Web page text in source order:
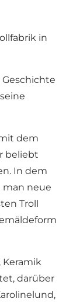
in
dem
beliebt
In dem
man neue
Troll
Keramik
darüber